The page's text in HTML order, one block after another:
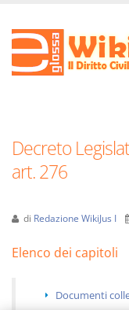
Decreto
art. 276
di Redazione WikiJus I
Elenco dei capitoli
Documenti